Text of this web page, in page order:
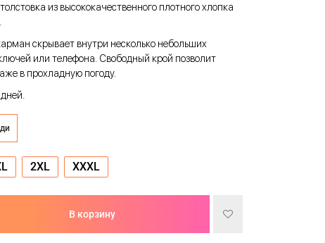
из высококачественного плотного хлопка
скрывает внутри несколько небольших
или телефона. Свободный крой позволит
в прохладную погоду.
2XL XXXL
В корзину